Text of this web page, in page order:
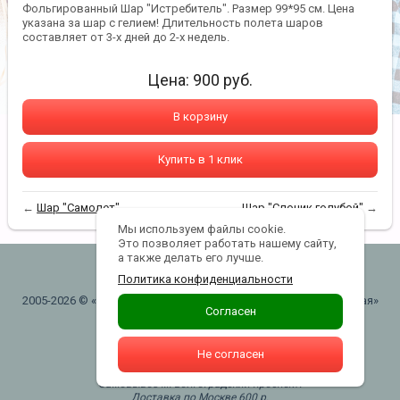
Фольгированный Шар "Истребитель". Размер 99*95 см. Цена
указана за шар с гелием! Длительность полета шаров
составляет от 3-х дней до 2-х недель.
Цена: 900 руб.
В корзину
Купить в 1 клик
←Шар "Самолет" Шар "Слоник голубой" →
lanterns@yandex.ru
2005-2026 © «"ШАРЫВАУ" воздушные шары . Москва. Таганская»
Политика конфиденциальности
+7(916)740-43-43
Самовывоз м. Волгоградский проспект.
Доставка по Москве 600 р.
Мы используем файлы cookie.
Это позволяет работать нашему сайту,
а также делать его лучше.
Политика конфиденциальности
Согласен
Не согласен